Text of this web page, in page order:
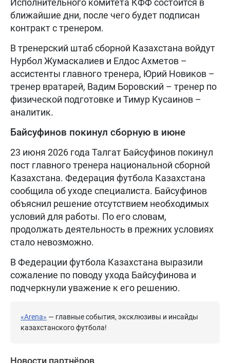
ближайшие дни, после чего будет подписан
контракт с тренером.
В тренерский штаб сборной Казахстана войдут
Нурбол Жумаскалиев и Елдос Ахметов –
ассистенты главного тренера, Юрий Новиков –
тренер вратарей, Вадим Боровский – тренер по
физической подготовке и Тимур Кусаинов –
аналитик.
Байсуфинов покинул сборную в июне
23 июня 2026 года Талгат Байсуфинов покинул
пост главного тренера национальной сборной
Казахстана. Федерация футбола Казахстана
сообщила об уходе специалиста. Байсуфинов
объяснил решение отсутствием необходимых
условий для работы. По его словам,
продолжать деятельность в прежних условиях
стало невозможно.
В Федерации футбола Казахстана выразили
сожаление по поводу ухода Байсуфинова и
подчеркнули уважение к его решению.
«Arena» — главные события, эксклюзивы и инсайды
казахстанского футбола!